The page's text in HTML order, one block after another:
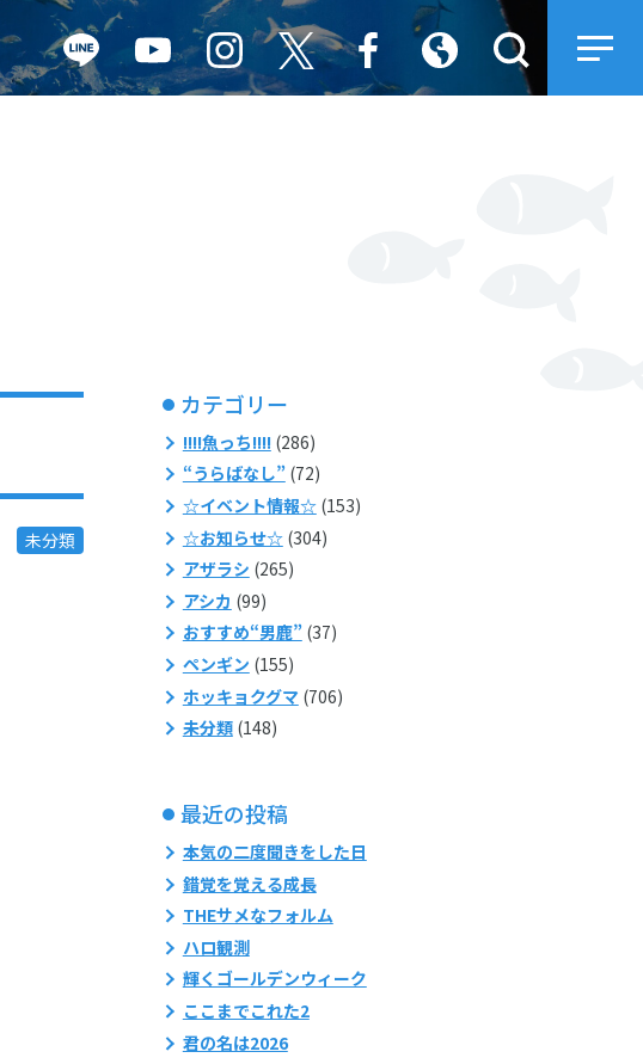
未分類
カテゴリー
!!!!魚っち!!!!(286)
“うらばなし”(72)
☆イベント情報☆(153)
☆お知らせ☆(304)
アザラシ (265)
アシカ (99)
おすすめ“男鹿”(37)
ペンギン (155)
ホッキョクグマ (706)
未分類(148)
最近の投稿
本気の二度聞きをした日
錯覚を覚える成長
THEサメなフォルム
ハロ観測
輝くゴールデンウィーク
ここまでこれた2
君の名は2026